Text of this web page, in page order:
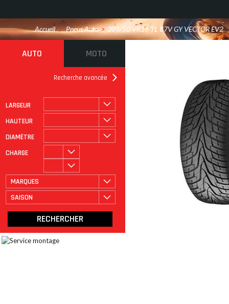
Accueil / Pneus Auto > 205/50 VR16 TL 87V GY VECTOR EV2
AUTO MOTO
Recherche avancée
LARGEUR
HAUTEUR
DIAMÈTRE
CHARGE
MARQUES
SAISON
ROULAGE À PLAT